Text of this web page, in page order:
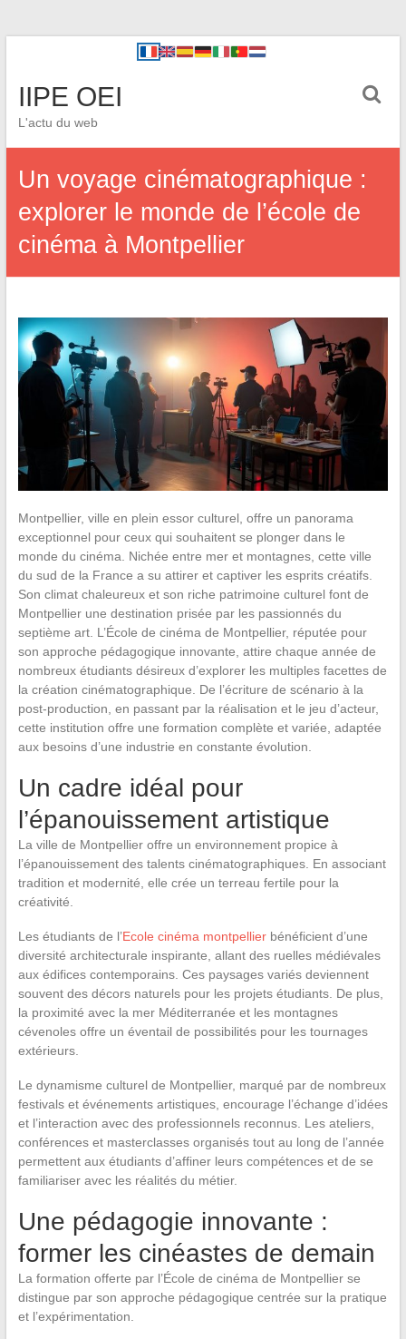
IIPE OEI
L'actu du web
Un voyage cinématographique :
explorer le monde de l’école de
cinéma à Montpellier
Montpellier, ville en plein essor culturel, offre un panorama
exceptionnel pour ceux qui souhaitent se plonger dans le
monde du cinéma. Nichée entre mer et montagnes, cette ville
du sud de la France a su attirer et captiver les esprits créatifs.
Son climat chaleureux et son riche patrimoine culturel font de
Montpellier une destination prisée par les passionnés du
septième art. L’École de cinéma de Montpellier, réputée pour
son approche pédagogique innovante, attire chaque année de
nombreux étudiants désireux d’explorer les multiples facettes de
la création cinématographique. De l’écriture de scénario à la
post-production, en passant par la réalisation et le jeu d’acteur,
cette institution offre une formation complète et variée, adaptée
aux besoins d’une industrie en constante évolution.
Un cadre idéal pour
l’épanouissement artistique
La ville de Montpellier offre un environnement propice à
l’épanouissement des talents cinématographiques. En associant
tradition et modernité, elle crée un terreau fertile pour la
créativité.
Les étudiants de l’Ecole cinéma montpellierbénéficient d’une
diversité architecturale inspirante, allant des ruelles médiévales
aux édifices contemporains. Ces paysages variés deviennent
souvent des décors naturels pour les projets étudiants. De plus,
la proximité avec la mer Méditerranée et les montagnes
cévenoles offre un éventail de possibilités pour les tournages
extérieurs.
Le dynamisme culturel de Montpellier, marqué par de nombreux
festivals et événements artistiques, encourage l’échange d’idées
et l’interaction avec des professionnels reconnus. Les ateliers,
conférences et masterclasses organisés tout au long de l’année
permettent aux étudiants d’affiner leurs compétences et de se
familiariser avec les réalités du métier.
Une pédagogie innovante :
former les cinéastes de demain
La formation offerte par l’École de cinéma de Montpellier se
distingue par son approche pédagogique centrée sur la pratique
et l’expérimentation.